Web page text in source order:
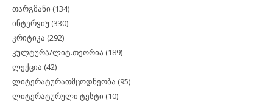
თარგმანი (134)
ინტერვიუ (330)
კრიტიკა (292)
კულტურა/ლიტ.თეორია (189)
ლექცია (42)
ლიტერატურათმცოდნეობა (95)
ლიტერატურული ტესტი (10)